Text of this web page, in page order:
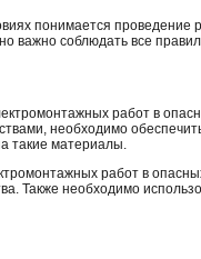
понимается проведение
важно соблюдать все
работ в
необходимо
такие материалы.
работ в
Также необходимо